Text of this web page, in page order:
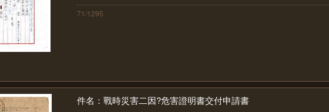
71/1295
件名：戰時災害二因?危害證明書交付申請書